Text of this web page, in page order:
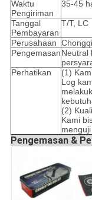
Waktu
Pengiriman
35-45
Tanggal
Pembayaran
T/T, LC
Perusahaan
PengemasanNeutral
Perhatikan
(1)
Log
(2)
Kami
Pengemasan &